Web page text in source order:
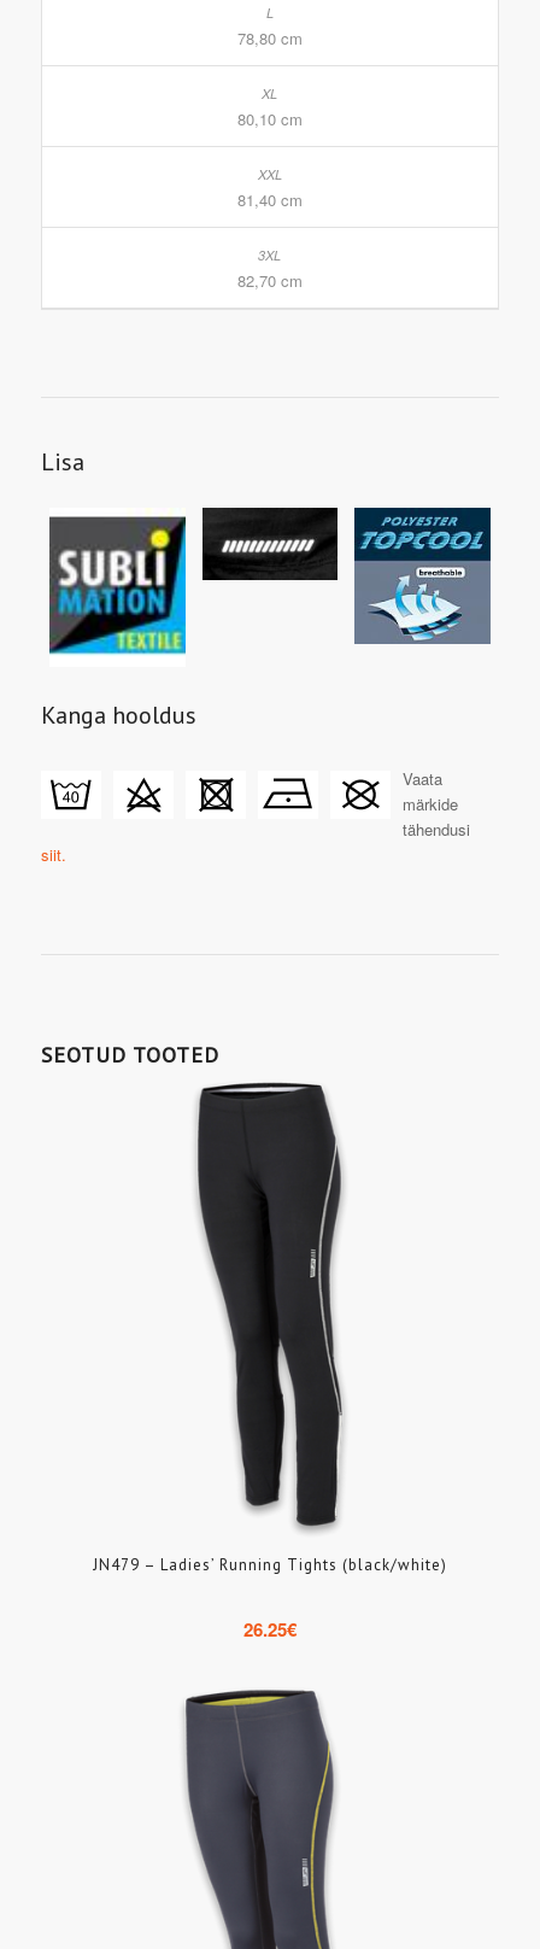
78,80 cm
80,10 cm
81,40 cm
82,70 cm
Lisa
Kanga hooldus
Vaata
märkide
tähendusi
siit.
SEOTUD TOOTED
JN479 – Ladies’ Running Tights (black/white)
26.25€